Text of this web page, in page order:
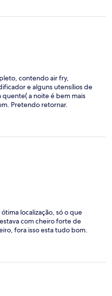
contendo air fry,
e alguns utensílios de
quente( a noite é bem mais
Pretendo retornar.
localização, só o que
com cheiro forte de
fora isso esta tudo bom.